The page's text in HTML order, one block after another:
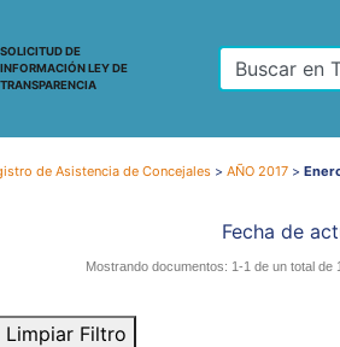
SOLICITUD DE
INFORMACIÓN LEY DE
TRANSPARENCIA
de Asistencia de Concejales > AÑO 2017 >
Fecha de
Mostrando documentos: 1-1 de un total de 1
Limpiar Filtro